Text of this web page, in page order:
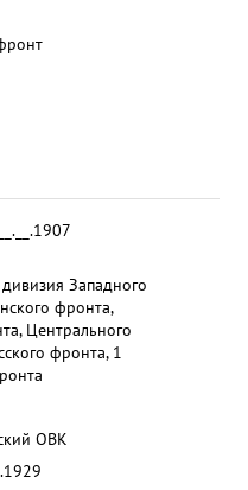
__.__.1907
Западного
фронта,
Центрального
фронта, 1
ОВК